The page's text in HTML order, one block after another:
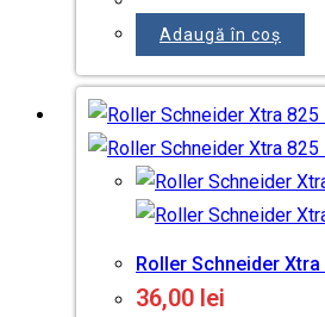
Adaugă în coș
Roller Schneider Xtra
36,00 lei